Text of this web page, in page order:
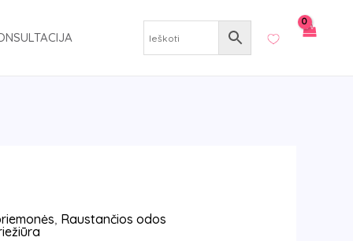
, Raustančios odos